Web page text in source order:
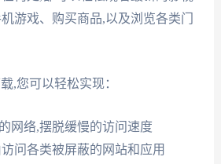
游戏、购买商品,以及浏览各类门
,您可以轻松实现：
网络,摆脱缓慢的访问速度
问各类被屏蔽的网站和应用